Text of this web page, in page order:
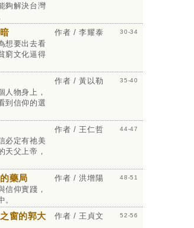
夠解決台灣
想要出去看
窮文化逼得
作者 / 李耀泰 30-34
人物身上，
到信仰的選
作者 / 黃以勒 35-40
必定有祂美
天父上帝，
作者 / 王仁哲 44-47
藥局
信仰實踐，
作者 / 洪增陽 48-51
窗的郭大
作者 / 王貞文 52-56